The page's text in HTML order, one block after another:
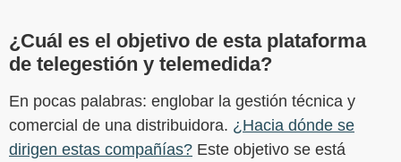
¿Cuál es el objetivo de esta plataforma
de telegestión y telemedida?
En pocas palabras: englobar la gestión técnica y
comercial de una distribuidora. ¿Hacia dónde se
dirigen estas compañías? Este objetivo se está